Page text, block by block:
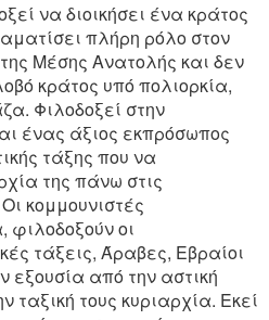
να διοικήσει ένα κράτος
πλήρη ρόλο στον
Μέσης Ανατολής και δεν
κράτος υπό πολιορκία,
Φιλοδοξεί στην
ένας άξιος εκπρόσωπος
τάξης που να
της πάνω στις
κομμουνιστές
φιλοδοξούν οι
τάξεις, Άραβες, Εβραίοι
από την αστική
ταξική τους κυριαρχία. Εκεί